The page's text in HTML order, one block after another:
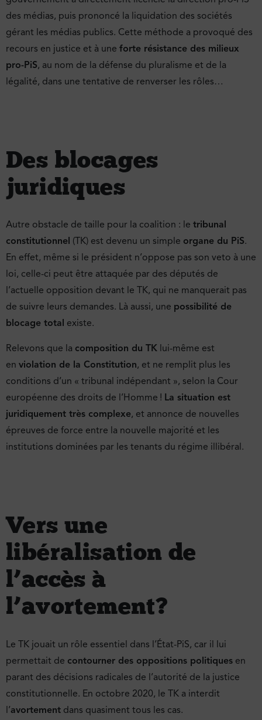
des médias, puis prononcé la liquidation des sociétés
gérant les médias publics. Cette méthode a provoqué des
recours en justice et à une forte résistance des milieux
pro-PiS, au nom de la défense du pluralisme et de la
légalité, dans une tentative de renverser les rôles…
Des blocages
juridiques
Autre obstacle de taille pour la coalition : le tribunal
constitutionnel (TK) est devenu un simple organe du PiS.
En effet, même si le président n’oppose pas son veto à une
loi, celle-ci peut être attaquée par des députés de
l’actuelle opposition devant le TK, qui ne manquerait pas
de suivre leurs demandes. Là aussi, une possibilité de
blocage total existe.
Relevons que la composition du TK lui-même est
en violation de la Constitution, et ne remplit plus les
conditions d’un « tribunal indépendant », selon la Cour
européenne des droits de l’Homme ! La situation est
juridiquement très complexe, et annonce de nouvelles
épreuves de force entre la nouvelle majorité et les
institutions dominées par les tenants du régime illibéral.
Vers une
libéralisation de
l’accès à
l’avortement ?
Le TK jouait un rôle essentiel dans l’État-PiS, car il lui
permettait de contourner des oppositions politiques en
parant des décisions radicales de l’autorité de la justice
constitutionnelle. En octobre 2020, le TK a interdit
l’avortement dans quasiment tous les cas.